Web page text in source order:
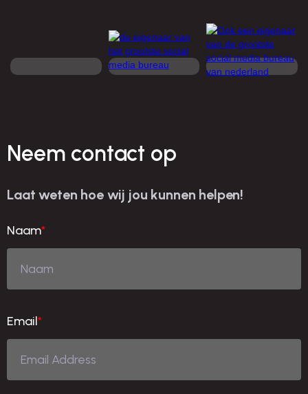
Neem contact op
Laat weten hoe wij jou kunnen helpen!
Naam*
Email*